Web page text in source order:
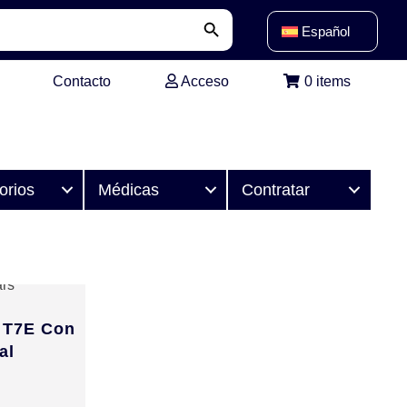
Botón de búsqueda
Español
Contacto Acceso 0 items
Médicas Contratar
Con